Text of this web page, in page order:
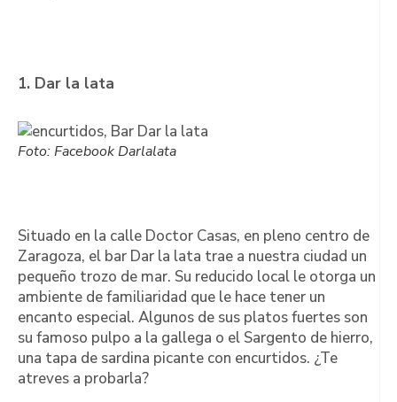
1. Dar la lata
Foto: Facebook Darlalata
Situado en la calle Doctor Casas, en pleno centro de
Zaragoza, el bar Dar la lata trae a nuestra ciudad un
pequeño trozo de mar. Su reducido local le otorga un
ambiente de familiaridad que le hace tener un
encanto especial. Algunos de sus platos fuertes son
su famoso pulpo a la gallega o el Sargento de hierro,
una tapa de sardina picante con encurtidos. ¿Te
atreves a probarla?